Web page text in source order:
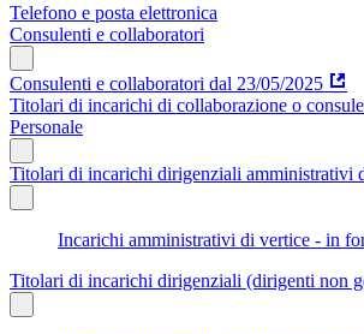
Telefono e posta elettronica
Consulenti e collaboratori
Consulenti e collaboratori dal 23/05/2025
Titolari di incarichi di collaborazione o
Personale
Titolari di incarichi dirigenziali amministrativi
Incarichi amministrativi di vertice - in
Titolari di incarichi dirigenziali (dirigenti non